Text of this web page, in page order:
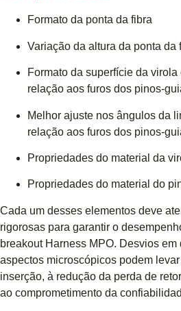
Formato da ponta da fibra
Variação da altura da ponta da
Formato da superfície da
relação aos furos dos pinos-
Melhor ajuste nos ângulos da
relação aos furos dos pinos-
Propriedades do material da
Propriedades do material do
Cada um desses elementos deve
rigorosas para garantir o
breakout Harness MPO. Desvios
aspectos microscópicos podem
inserção, à redução da perda de
ao comprometimento da